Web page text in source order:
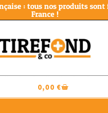
: tous nos produits
France !
0,00 €